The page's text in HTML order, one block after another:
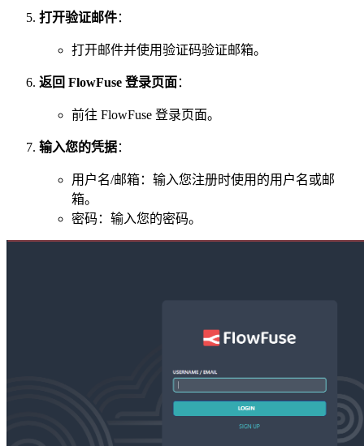
打开验证邮件：
打开邮件并使用验证码验证邮箱。
返回 FlowFuse 登录页面：
前往 FlowFuse 登录页面。
输入您的凭据：
用户名/邮箱：输入您注册时使用的用户名或邮
箱。
密码：输入您的密码。